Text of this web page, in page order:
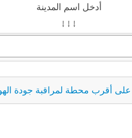
أدخل اسم المدينة
↓ ↓ ↓
على أقرب محطة لمراقبة جودة